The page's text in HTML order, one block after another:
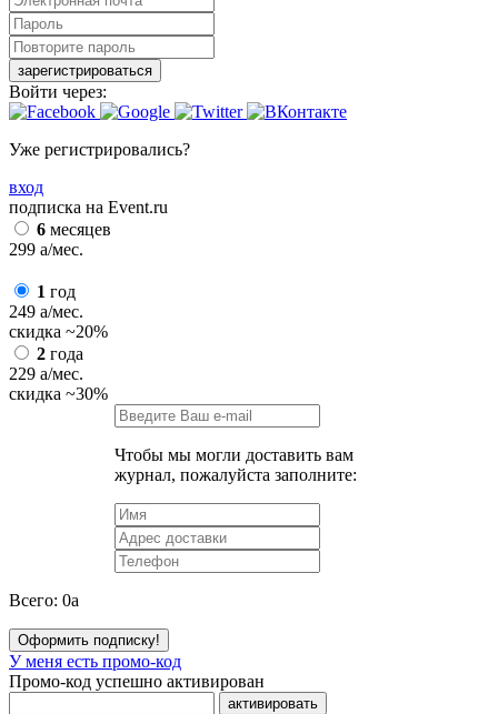
зарегистрироваться
Войти через:
Уже регистрировались?
вход
подписка на Event.ru
6 месяцев
299 a/мес.
1 год
249 a/мес.
скидка ~20%
2 года
229 a/мес.
скидка ~30%
Чтобы мы могли доставить вам
журнал, пожалуйста заполните:
Всего: 0a
Оформить подписку!
У меня есть промо-код
Промо-код успешно активирован
активировать